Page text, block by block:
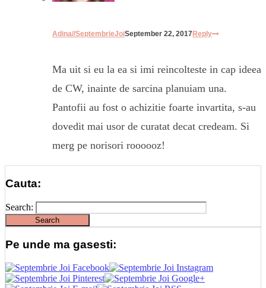
Adina//SeptembrieJoiSeptember 22, 2017Reply
Ma uit si eu la ea si imi reincolteste in cap ideea
de CW, inainte de sarcina planuiam una.
Pantofii au fost o achizitie foarte invartita, s-au
dovedit mai usor de curatat decat credeam. Si
merg pe norisori roooooz!
Cauta:
Search:
Pe unde ma gasesti: